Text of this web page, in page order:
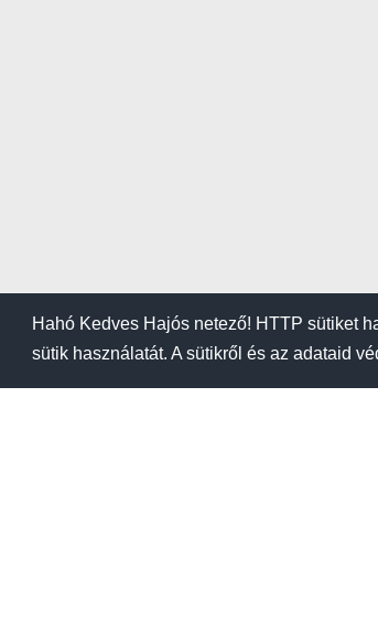
Hahó Kedves Hajós netező! HTTP sütiket
sütik használatát. A sütikről és az adataid